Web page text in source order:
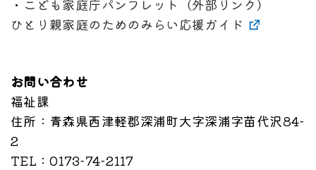
・ こども家庭庁パンフレット（外部リンク）
ひとり親家庭のためのみらい応援ガイド
お問い合わせ
福祉課
住所 ：青森県西津軽郡深浦町大字深浦字苗代沢84-
2
TEL ：0173-74-2117